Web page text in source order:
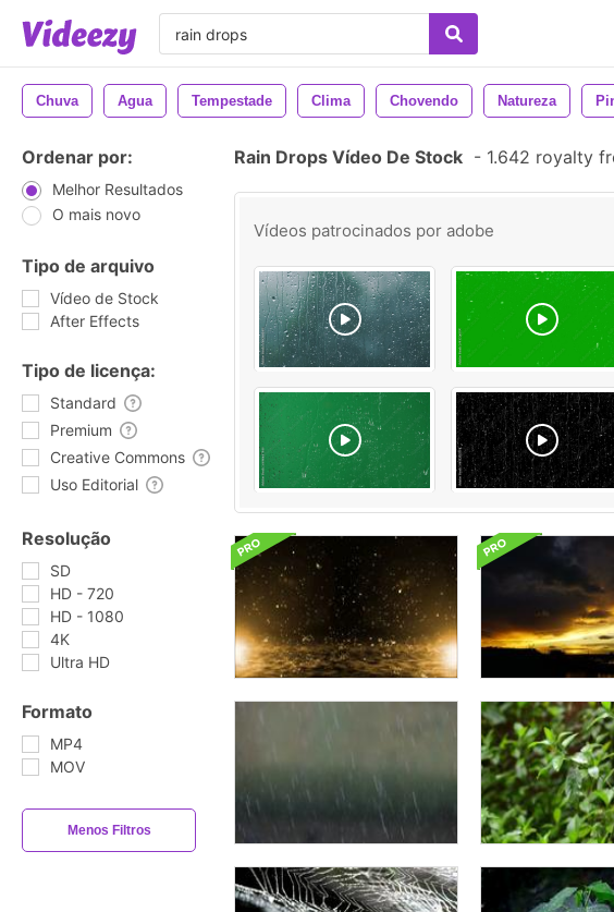
Chuva Agua Tempestade Clima Chovendo Natureza
Ordenar por:
Melhor Resultados
O mais novo
Tipo de arquivo
Vídeo de Stock
After Effects
Tipo de licença:
Standard
Premium
Creative Commons
Uso Editorial
Resolução
SD
HD - 720
HD - 1080
4K
Ultra HD
Formato
MP4
MOV
Menos Filtros
Rain Drops Vídeo De Stock - 1.642 royalty
Vídeos patrocinados por adobe